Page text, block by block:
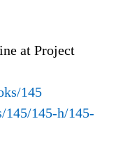
at Project
145
145-h/145-